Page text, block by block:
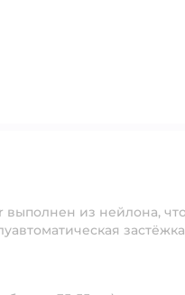
из нейлона,